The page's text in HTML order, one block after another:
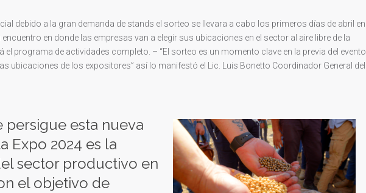
debido a la gran demanda de stands el sorteo se llevara a cabo los primeros días de abril en
en donde las empresas van a elegir sus ubicaciones en el sector al aire libre de la
el programa de actividades completo. – “El sorteo es un momento clave en la previa del evento
ubicaciones de los expositores” así lo manifestó el Lic. Luis Bonetto Coordinador General del
persigue esta nueva
Expo 2024 es la
sector productivo en
el objetivo de